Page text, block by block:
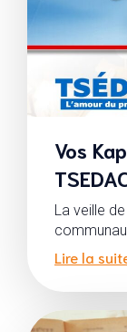
Vos
La veille
Lire la